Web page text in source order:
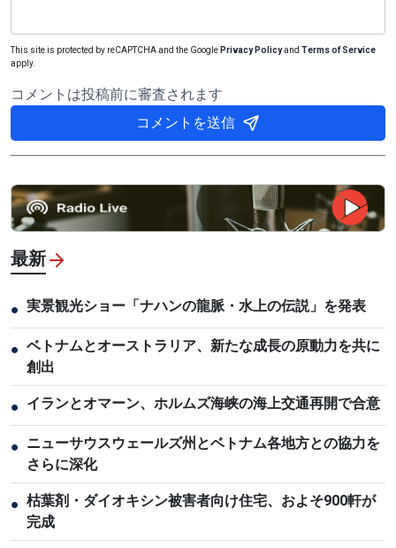
This site is protected by reCAPTCHA and the Google Privacy Policyand Terms of Service
apply.
コメントは投稿前に審査されます
コメントを送信
最新
● 実景観光ショー「ナハンの龍脈・水上の伝説」を発表
● ベトナムとオーストラリア、新たな成長の原動力を共に
創出
● イランとオマーン、ホルムズ海峡の海上交通再開で合意
● ニューサウスウェールズ州とベトナム各地方との協力を
さらに深化
● 枯葉剤・ダイオキシン被害者向け住宅、およそ900軒が
完成